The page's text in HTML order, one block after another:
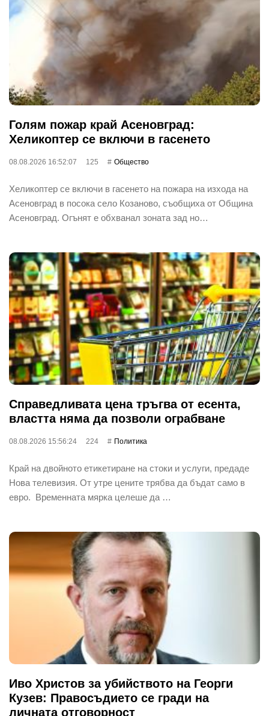
Голям пожар край Асеновград:
Хеликоптер се включи в гасенето
08.08.2026 16:52:07 125 Общество
Хеликоптер се включи в гасенето на пожара на изхода на
Асеновград в посока село Козаново, съобщиха от Община
Асеновград. Огънят е обхванал зоната зад но…
Справедливата цена тръгва от есента,
властта няма да позволи ограбване
08.08.2026 15:56:24 224 Политика
Край на двойното етикетиране на стоки и услуги, предаде
Нова телевизия. От утре цените трябва да бъдат само в
евро. Временната мярка целеше да …
Иво Христов за убийството на Георги
Кузев: Правосъдието се гради на
личната отговорност